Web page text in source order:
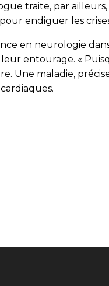
traite, par
endiguer les
en neurologie
entourage. «
Une maladie,